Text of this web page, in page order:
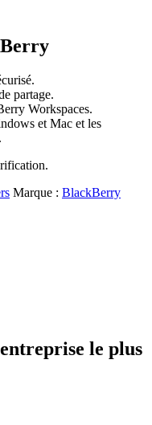
partage.
Workspaces.
et Mac et les
Marque : BlackBerry
le plus